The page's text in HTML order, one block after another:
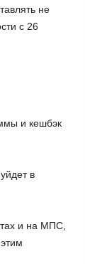
не
с 26
и кешбэк
в
и на МПС,